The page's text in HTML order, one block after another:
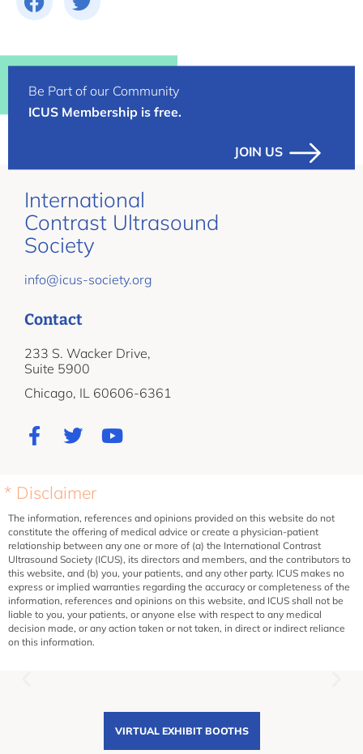
Be Part of our Community
ICUS Membership is free.
JOIN US
International
Contrast Ultrasound
Society
info@icus-society.org
Contact
233 S. Wacker Drive,
Suite 5900
Chicago, IL 60606-6361
* Disclaimer
The information, references and opinions provided on this website do not
constitute the offering of medical advice or create a physician-patient
relationship between any one or more of (a) the International Contrast
Ultrasound Society (ICUS), its directors and members, and the contributors to
this website, and (b) you, your patients, and any other party. ICUS makes no
express or implied warranties regarding the accuracy or completeness of the
information, references and opinions on this website, and ICUS shall not be
liable to you, your patients, or anyone else with respect to any medical
decision made, or any action taken or not taken, in direct or indirect reliance
on this information.
VIRTUAL EXHIBIT BOOTHS